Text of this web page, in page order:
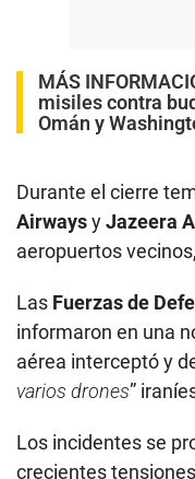
MÁS
misiles contra
Omán y
Durante el cierre
AirwaysyJazeera
aeropuertos
Las Fuerzas de
informaron en una
aérea interceptó y
varios drones”
Los incidentes se
crecientes